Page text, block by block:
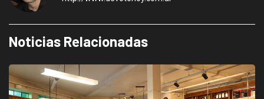
Noticias Relacionadas